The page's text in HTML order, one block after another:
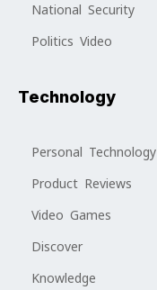
National Security
Politics Video
Technology
Personal Technology
Product Reviews
Video Games
Discover
Knowledge